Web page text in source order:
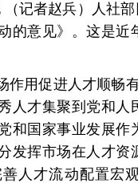
（记者赵兵）人社
的意见》。这是近
作用促进人才顺畅
人才集聚到党和人
和国家事业发展
发挥市场在人才资
人才流动配置宏